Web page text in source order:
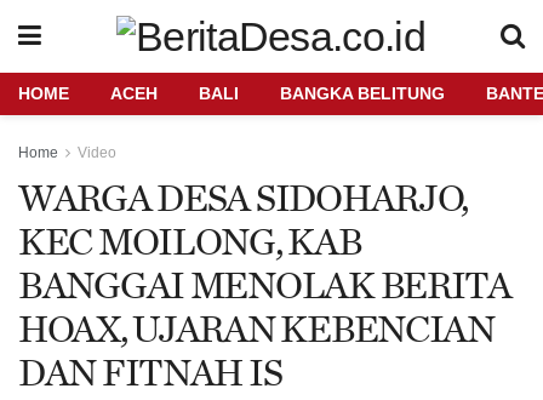
HOME ACEH BALI BANGKA BELITUNG
Home Video
WARGA DESA SIDOHARJO,
KEC MOILONG, KAB
BANGGAI MENOLAK BERITA
HOAX, UJARAN KEBENCIAN
DAN FITNAH IS